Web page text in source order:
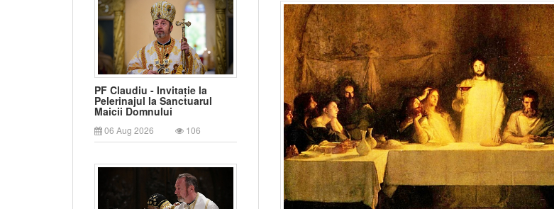
PF Claudiu - Invitație la
Pelerinajul la Sanctuarul
Maicii Domnului
06 Aug 2026 106